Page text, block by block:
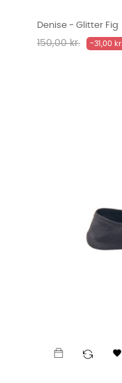
Denise - Glitter Fig
Normalpris
150,00 kr. -31,00 kr.
